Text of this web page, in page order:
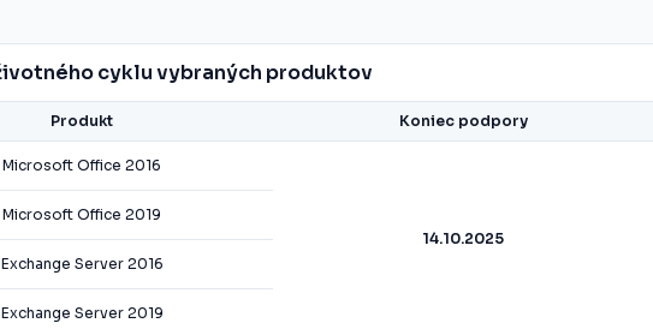
cyklu vybraných produktov
Produkt Koniec podpory
Microsoft Office 2016
14.10.2025
Microsoft Office 2019
Exchange Server 2016
Exchange Server 2019